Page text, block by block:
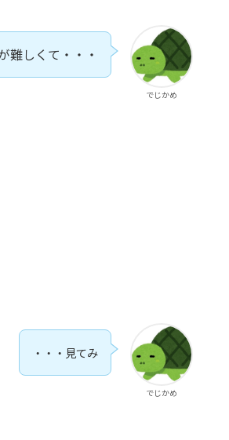
でじかめ
難しくて・・・
でじかめ
・・・見てみ